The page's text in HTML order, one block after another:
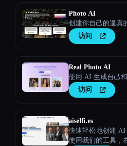
Photo AI
创建你自己的逼真
访问
Real Photo AI
使用 AI 生成自己
访问
aiselfi.es
快速轻松地创建 AI
使用我们的工具，